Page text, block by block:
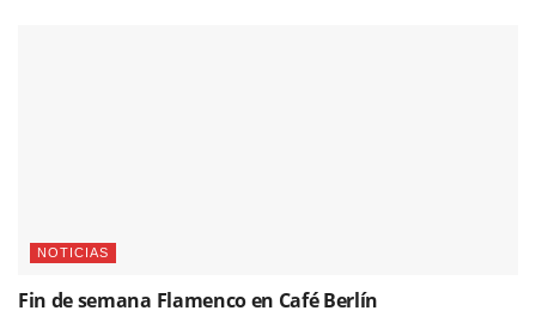
NOTICIAS
Fin de semana Flamenco en Café Berlín